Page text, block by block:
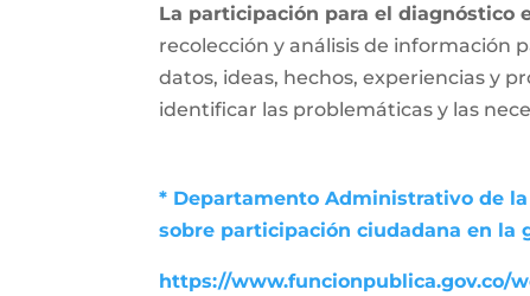
La participación para el diagnóstico
recolección y análisis de información
datos, ideas, hechos, experiencias y
identificar las problemáticas y las
* Departamento Administrativo de
sobre participación ciudadana en la
https://www.funcionpublica.gov.co/